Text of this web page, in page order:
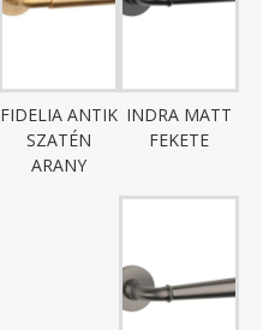
FIDELIA ANTIK
SZATÉN
ARANY
INDRA MATT
FEKETE